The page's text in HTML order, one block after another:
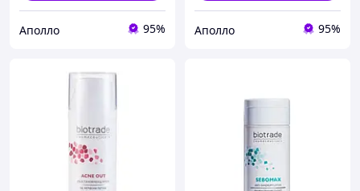
Аполло 95% Аполло 95%